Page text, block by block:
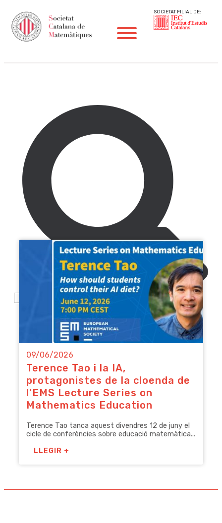
SOCIETAT FILIAL DE:
09/06/2026
Terence Tao i la IA,
protagonistes de la cloenda de
l’EMS Lecture Series on
Mathematics Education
Terence Tao tanca aquest divendres 12 de juny el
cicle de conferències sobre educació matemàtica...
LLEGIR +